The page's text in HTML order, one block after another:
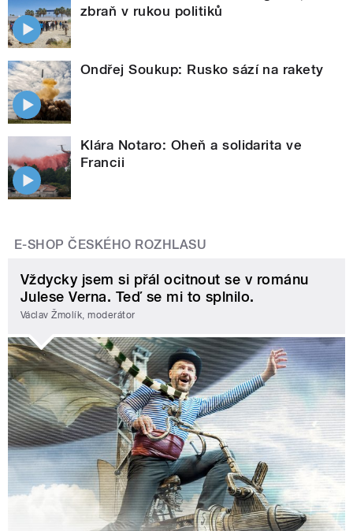
zbraň v rukou politiků
Ondřej Soukup: Rusko sází na rakety
Klára Notaro: Oheň a solidarita ve
Francii
E-SHOP ČESKÉHO ROZHLASU
Vždycky jsem si přál ocitnout se v románu
Julese Verna. Teď se mi to splnilo.
Václav Žmolík, moderátor